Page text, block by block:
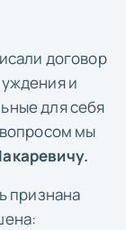
договор
и
для себя
мы
признана